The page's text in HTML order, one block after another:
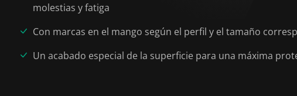
molestias y fatiga
Con marcas en el mango según el perfil y el tamaño
Un acabado especial de la superficie para una máxima